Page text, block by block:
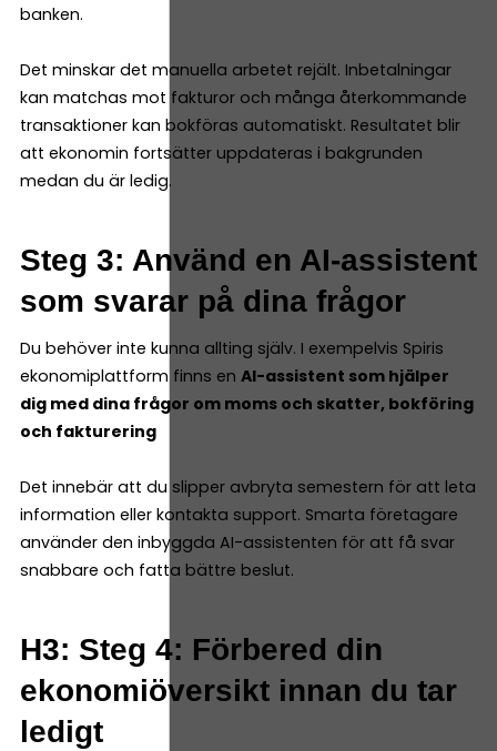
banken.
Det minskar det manuella arbetet rejält. Inbetalningar
kan matchas mot fakturor och många återkommande
transaktioner kan bokföras automatiskt. Resultatet blir
att ekonomin fortsätter uppdateras i bakgrunden
medan du är ledig.
Steg 3: Använd en AI-assistent
som svarar på dina frågor
Du behöver inte kunna allting själv. I exempelvis Spiris
ekonomiplattform finns en AI-assistent som hjälper
dig med dina frågor om moms och skatter, bokföring
och fakturering
Det innebär att du slipper avbryta semestern för att leta
information eller kontakta support. Smarta företagare
använder den inbyggda AI-assistenten för att få svar
snabbare och fatta bättre beslut.
H3: Steg 4: Förbered din
ekonomiöversikt innan du tar
ledigt